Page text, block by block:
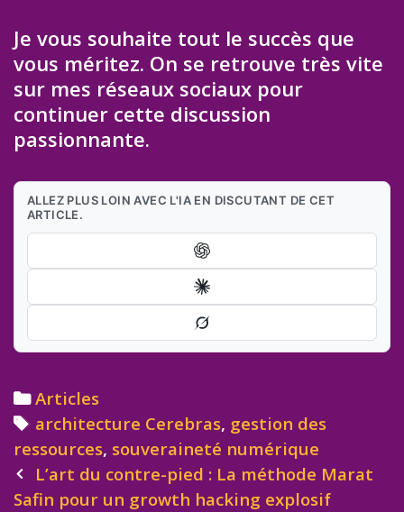
Je vous souhaite tout le succès que
vous méritez. On se retrouve très vite
sur mes réseaux sociaux pour
continuer cette discussion
passionnante.
ALLEZ PLUS LOIN AVEC L'IA EN DISCUTANT DE CET
ARTICLE.
Categories
Articles
Tags
architecture Cerebras, gestion des
ressources, souveraineté numérique
Post
navigation
L’art du contre-pied : La méthode Marat
Safin pour un growth hacking explosif